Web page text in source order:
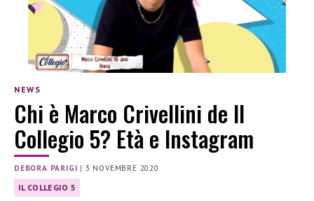
NEWS
Chi è Marco Crivellini de Il
Collegio 5? Età e Instagram
DEBORA PARIGI | 3 NOVEMBRE 2020
IL COLLEGIO 5